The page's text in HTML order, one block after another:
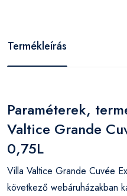
Termékleírás
Paraméterek,
Valtice Grande
0,75L
Villa Valtice Grande Cuvée
következő webáruházakban